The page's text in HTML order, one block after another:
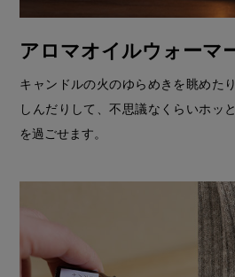
アロマオイルウォーマ
キャンドルの火のゆらめきを眺めた
しんだりして、不思議なくらいホッ
を過ごせます。